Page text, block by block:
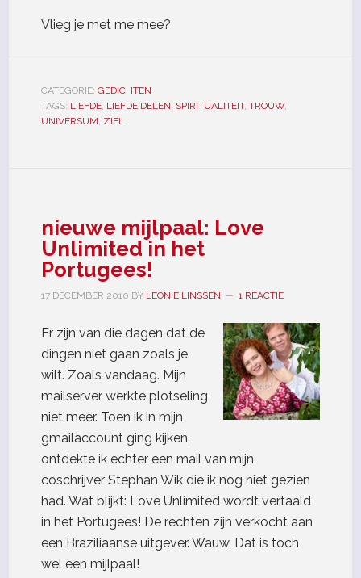
Vlieg je met me mee?
CATEGORIE: GEDICHTEN
TAGS: LIEFDE, LIEFDE DELEN, SPIRITUALITEIT, TROUW,
UNIVERSUM, ZIEL
nieuwe mijlpaal: Love
Unlimited in het
Portugees!
17 DECEMBER 2010 BY LEONIE LINSSEN 1 REACTIE
Er zijn van die dagen dat de
dingen niet gaan zoals je
wilt. Zoals vandaag. Mijn
mailserver werkte plotseling
niet meer. Toen ik in mijn
gmailaccount ging kijken,
ontdekte ik echter een mail van mijn
coschrijver Stephan Wik die ik nog niet gezien
had. Wat blijkt: Love Unlimited wordt vertaald
in het Portugees! De rechten zijn verkocht aan
een Braziliaanse uitgever. Wauw. Dat is toch
wel een mijlpaal!